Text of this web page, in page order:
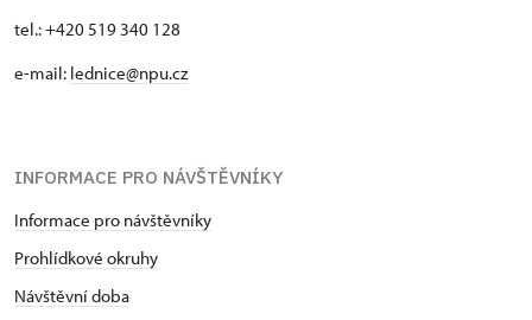
tel.: +420 519 340 128
e-mail: lednice@npu.cz
INFORMACE PRO NÁVŠTĚVNÍKY
Informace pro návštěvníky
Prohlídkové okruhy
Návštěvní doba